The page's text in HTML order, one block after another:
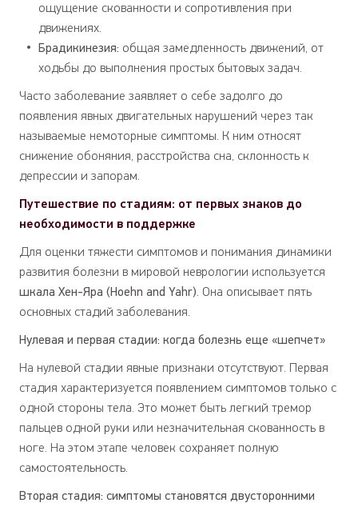
ощущение скованности и сопротивления при
движениях.
Брадикинезия: общая замедленность движений, от
ходьбы до выполнения простых бытовых задач.
Часто заболевание заявляет о себе задолго до
появления явных двигательных нарушений через так
называемые немоторные симптомы. К ним относят
снижение обоняния, расстройства сна, склонность к
депрессии и запорам.
Путешествие по стадиям: от первых знаков до
необходимости в поддержке
Для оценки тяжести симптомов и понимания динамики
развития болезни в мировой неврологии используется
шкала Хен-Яра (Hoehn and Yahr). Она описывает пять
основных стадий заболевания.
Нулевая и первая стадии: когда болезнь еще «шепчет»
На нулевой стадии явные признаки отсутствуют. Первая
стадия характеризуется появлением симптомов только с
одной стороны тела. Это может быть легкий тремор
пальцев одной руки или незначительная скованность в
ноге. На этом этапе человек сохраняет полную
самостоятельность.
Вторая стадия: симптомы становятся двусторонними